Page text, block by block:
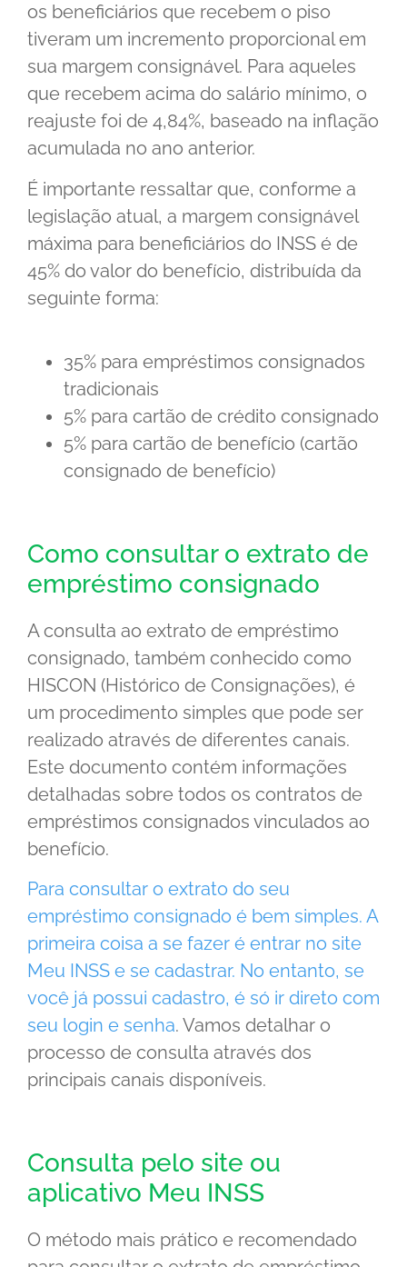
os beneficiários que recebem o piso
tiveram um incremento proporcional em
sua margem consignável. Para aqueles
que recebem acima do salário mínimo, o
reajuste foi de 4,84%, baseado na inflação
acumulada no ano anterior.
É importante ressaltar que, conforme a
legislação atual, a margem consignável
máxima para beneficiários do INSS é de
45% do valor do benefício, distribuída da
seguinte forma:
35% para empréstimos consignados
tradicionais
5% para cartão de crédito consignado
5% para cartão de benefício (cartão
consignado de benefício)
Como consultar o extrato de
empréstimo consignado
A consulta ao extrato de empréstimo
consignado, também conhecido como
HISCON (Histórico de Consignações), é
um procedimento simples que pode ser
realizado através de diferentes canais.
Este documento contém informações
detalhadas sobre todos os contratos de
empréstimos consignados vinculados ao
benefício.
Para consultar o extrato do seu
empréstimo consignado é bem simples. A
primeira coisa a se fazer é entrar no site
Meu INSS e se cadastrar. No entanto, se
você já possui cadastro, é só ir direto com
seu login e senha. Vamos detalhar o
processo de consulta através dos
principais canais disponíveis.
Consulta pelo site ou
aplicativo Meu INSS
O método mais prático e recomendado